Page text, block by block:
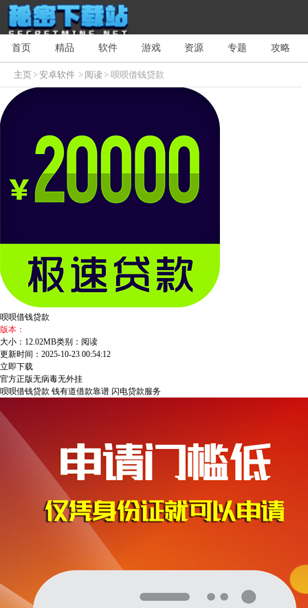
首页 精品 软件 游戏 资源 专题 攻略
主页>安卓软件 > 阅读> 呗呗借钱贷款
呗呗借钱贷款
版本：
大小：12.02MB类别：阅读
更新时间：2025-10-23 00:54:12
立即下载
官方正版无病毒无外挂
呗呗借钱贷款 钱有道借款靠谱 闪电贷款服务